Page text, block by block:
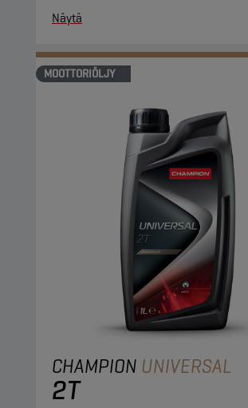
Näytä
MOOTTORIÖLJY
CHAMPION UNIVERSAL
2T